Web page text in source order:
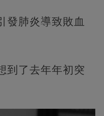
發肺炎導致敗血
到了去年年初突